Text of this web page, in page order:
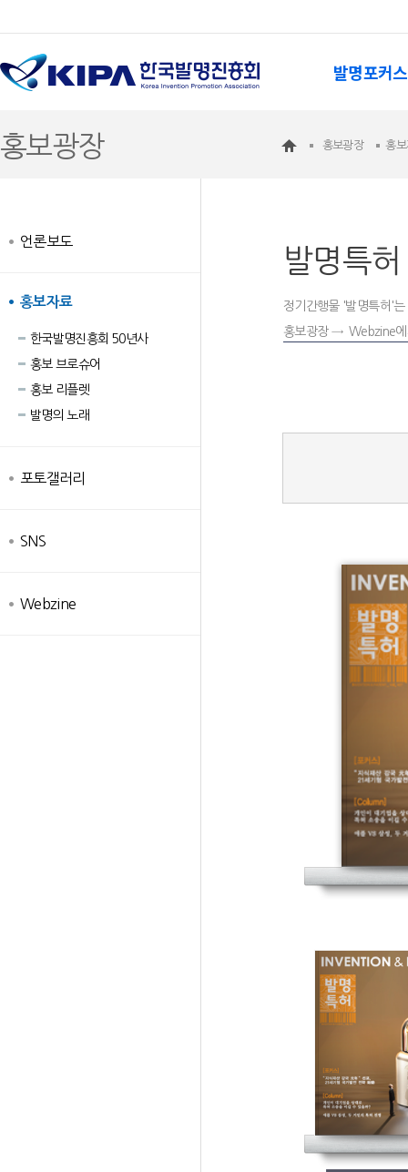
발명포커스
홍보광장 홍보광장 홍
언론보도
홍보자료
한국발명진흥회 50년사
홍보 브로슈어
홍보 리플렛
발명의 노래
포토갤러리
SNS
Webzine
발명특허
정기간행물 '발명특허'
홍보광장 → Webzine에